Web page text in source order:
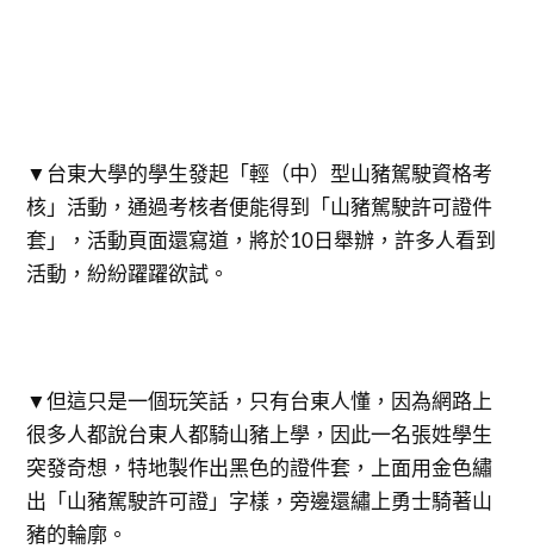
▼台東大學的學生發起「輕（中）型山豬駕駛資格考
核」活動，通過考核者便能得到「山豬駕駛許可證件
套」，活動頁面還寫道，將於10日舉辦，許多人看到
活動，紛紛躍躍欲試。
▼但這只是一個玩笑話，只有台東人懂，因為網路上
很多人都說台東人都騎山豬上學，因此一名張姓學生
突發奇想，特地製作出黑色的證件套，上面用金色繡
出「山豬駕駛許可證」字樣，旁邊還繡上勇士騎著山
豬的輪廓。